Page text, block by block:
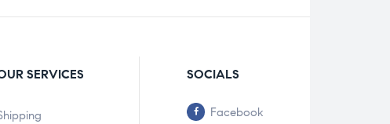
SERVICES SOCIALS
Facebook